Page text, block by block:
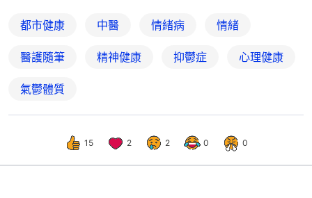
都市健康 中醫 情緒病 情緒
醫護隨筆 精神健康 抑鬱症 心理健康
氣鬱體質
15 2 2 0 0